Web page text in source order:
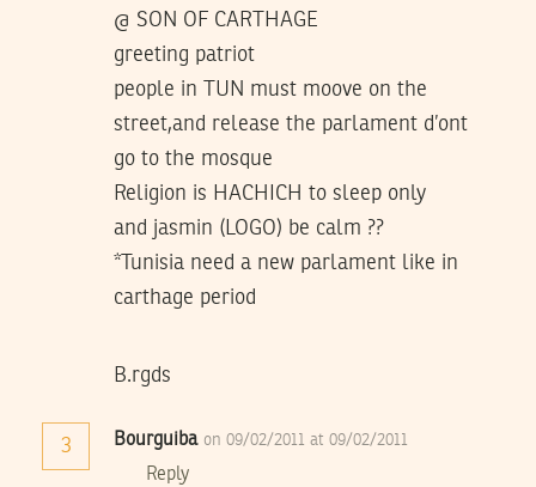
@ SON OF CARTHAGE
greeting patriot
people in TUN must moove on the
street,and release the parlament d’ont
go to the mosque
Religion is HACHICH to sleep only
and jasmin (LOGO) be calm ??
*Tunisia need a new parlament like in
carthage period
B.rgds
3 Bourguiba on 09/02/2011 at 09/02/2011
Reply